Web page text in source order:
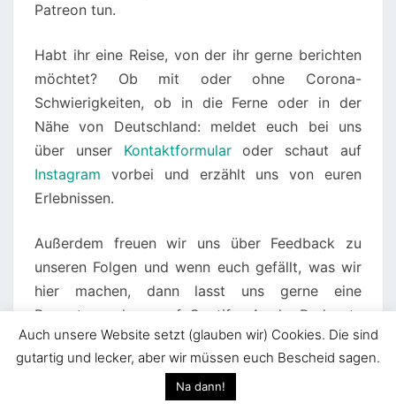
Patreon tun.
Habt ihr eine Reise, von der ihr gerne berichten
möchtet? Ob mit oder ohne Corona-
Schwierigkeiten, ob in die Ferne oder in der
Nähe von Deutschland: meldet euch bei uns
über unser Kontaktformularoder schaut auf
Instagram vorbei und erzählt uns von euren
Erlebnissen.
Außerdem freuen wir uns über Feedback zu
unseren Folgen und wenn euch gefällt, was wir
hier machen, dann lasst uns gerne eine
Bewertung da – auf Spotify, Apple Podcasts
oder wo auch immer ihr uns hört!
Auch unsere Website setzt (glauben wir) Cookies. Die sind
gutartig und lecker, aber wir müssen euch Bescheid sagen.
Na dann!